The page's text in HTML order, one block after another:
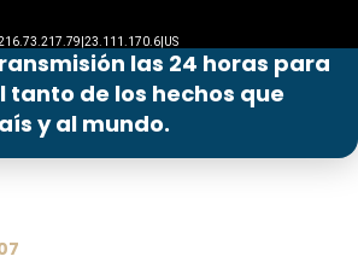
las 24 horas para
tanto de los hechos que
y al mundo.